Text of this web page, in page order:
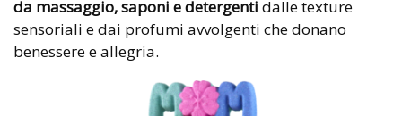
da massaggio, saponi e detergenti dalle texture
sensoriali e dai profumi avvolgenti che donano
benessere e allegria.